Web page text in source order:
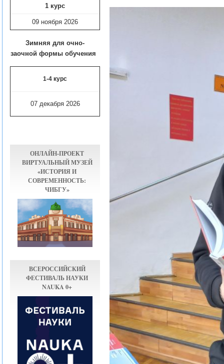
1 курс
09 ноября 2026
Зимняя для очно-
заочной формы обучения
1-4 курс
07 декабря 2026
ОНЛАЙН-ПРОЕКТ
ВИРТУАЛЬНЫЙ МУЗЕЙ
«ИСТОРИЯ И
СОВРЕМЕННОСТЬ:
ЧИБГУ»
ВСЕРОССИЙСКИЙ
ФЕСТИВАЛЬ НАУКИ
NAUKA 0+